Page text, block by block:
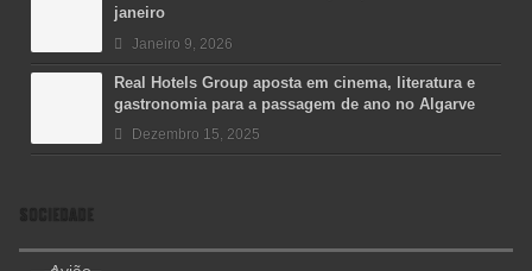
janeiro
Janeiro 9, 2026
Real Hotels Group aposta em cinema, literatura e
gastronomia para a passagem de ano no Algarve
Dezembro 15, 2025
SOCIEDADE